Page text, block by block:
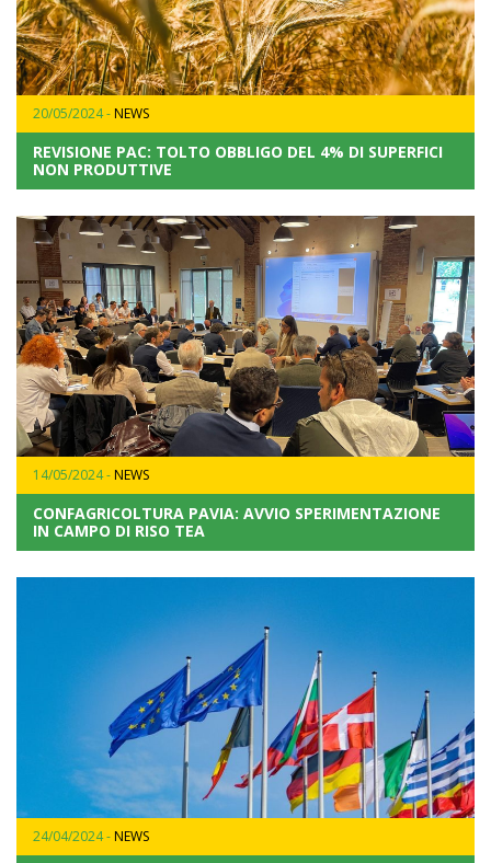
20/05/2024 -NEWS
REVISIONE PAC: TOLTO OBBLIGO DEL 4% DI SUPERFICI
NON PRODUTTIVE
14/05/2024 -NEWS
CONFAGRICOLTURA PAVIA: AVVIO SPERIMENTAZIONE
IN CAMPO DI RISO TEA
24/04/2024 -NEWS